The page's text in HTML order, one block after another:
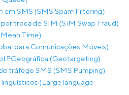
em SMS (SMS Spam Filtering)
troca de SIM (SIM Swap Fraud)
Time)
para Comunicações Móveis)
Geográfica (Geotargeting)
tráfego SMS (SMS Pumping)
(Large language